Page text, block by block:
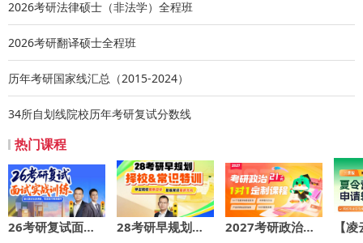
专业排名证明1份
4.专家推荐信2封(报名系统可生成模板，由2位副教授(含)以
上或具有相当专业技术职称专家分别推荐，并亲笔签字)
5.其他证明材料。选取具有代表性的材料，每一份控制在3项
以内，包括①已发表论文复印件，②奖状证书复印件，③各类
外语考试成绩单复印件。证明材料应简明，并与在线申请内
容相一致，总页数不得超过20页(建议采用双面打印，不超过
10张纸)。
注意：请使用报名系统提供的夏令营申请表、个人陈述和专
家推荐信;其他材料请按顺序排放，各种材料之间均无需装
订。
2026考研法律硕士（非法学）全程班
2026考研翻译硕士全程班
历年考研国家线汇总（2015-2024）
34所自划线院校历年考研复试分数线
热门课程
26考研复试面试实战训练 28考研早规划：择校&常识特训 2027考研政治定制一对一21h版